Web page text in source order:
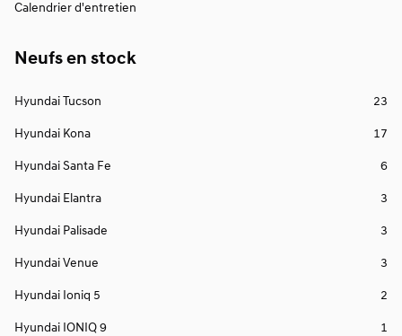
Calendrier d'entretien
Neufs en stock
Hyundai Tucson 23
Hyundai Kona 17
Hyundai Santa Fe 6
Hyundai Elantra 3
Hyundai Palisade 3
Hyundai Venue 3
Hyundai Ioniq 5 2
Hyundai IONIQ 9 1